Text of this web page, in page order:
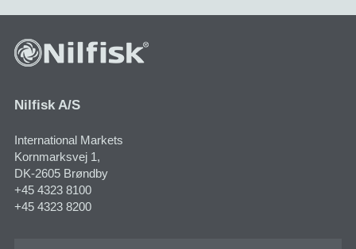
Nilfisk A/S
International Markets
Kornmarksvej 1​,
DK-2605 Brøndby
+45 4323 8100
+45 4323 8200